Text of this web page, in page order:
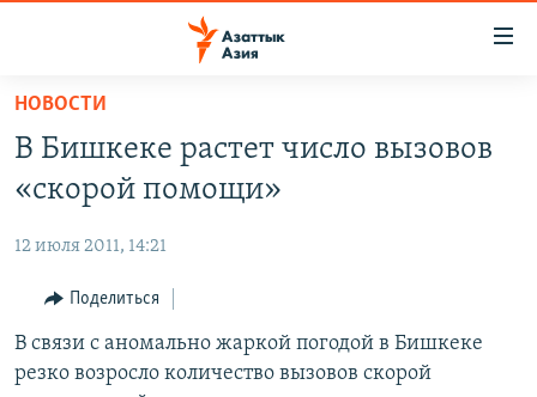
Вернуться
основному
содержанию
Вернутся
навигации
Вернутся
УЗБЕКИСТАН
ТАДЖИКИСТАН
ВОЙНА В УКРАИНЕ
НА ДРУГИХ ЯЗЫКАХ
ҚАЗАҚША
КЫРГЫЗЧА
НОВОСТИ
В Бишкеке растет число вызовов
«скорой помощи»
12 июля 2011, 14:21
Поделиться
В связи с аномально жаркой погодой в Бишкеке
резко возросло количество вызовов скорой